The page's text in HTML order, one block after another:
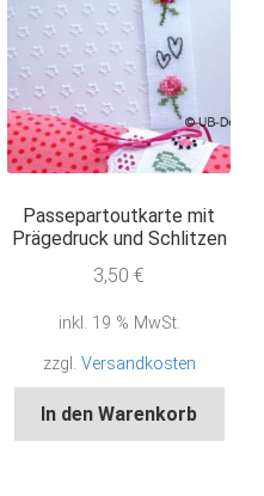
Passepartoutkarte mit
Prägedruck und Schlitzen
3,50€
inkl. 19 % MwSt.
zzgl. Versandkosten
In den Warenkorb